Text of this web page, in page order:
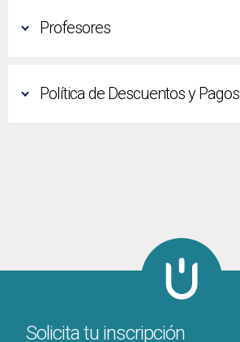
Profesores
Política de Descuentos y Pagos
Solicita tu inscripción